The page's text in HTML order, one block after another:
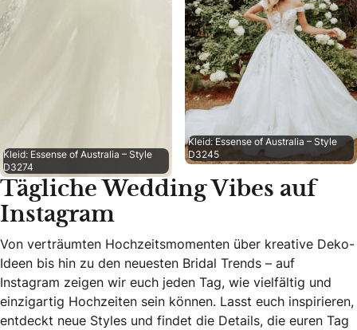
Kleid: Essense of Australia – Style
D3274
Kleid: Essense of Australia – Style
D3245
Tägliche Wedding Vibes auf
Instagram
Von verträumten Hochzeitsmomenten über kreative Deko-
Ideen bis hin zu den neuesten Bridal Trends – auf
Instagram zeigen wir euch jeden Tag, wie vielfältig und
einzigartig Hochzeiten sein können. Lasst euch inspirieren,
entdeckt neue Styles und findet die Details, die euren Tag